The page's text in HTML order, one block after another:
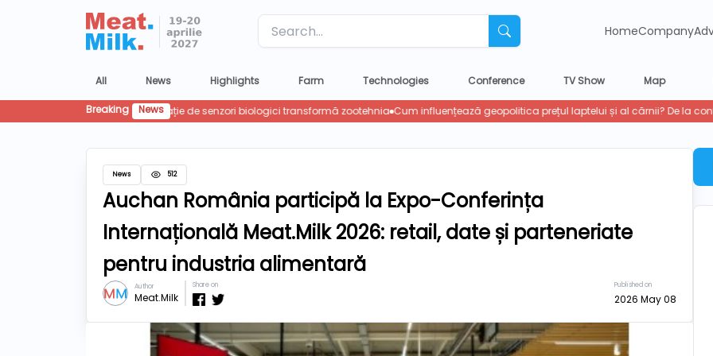
Label HomeCompany
All News Highlights Farm Technologies Conference TV Show Map
Breaking News
News 512
Auchan România participă la Expo-Conferința
Internațională Meat.Milk 2026: retail, date și parteneriate
pentru industria alimentară
Author
Meat.Milk
Share on Published on
2026 May 08